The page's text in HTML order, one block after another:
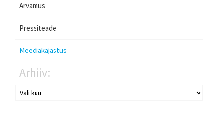
Arvamus
Pressiteade
Meediakajastus
Arhiiv: